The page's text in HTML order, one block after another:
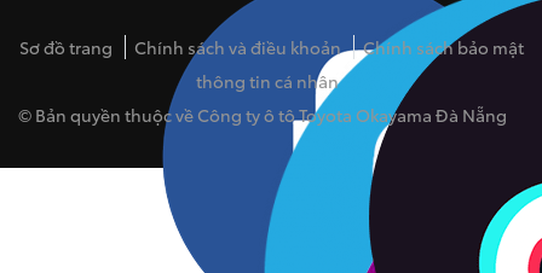
Sơ đồ trang Chính sách và điều khoản
Chính sách bảo mật
thông tin cá nhân
© Bản quyền thuộc về Công ty ô tô Toyota Okayama Đà Nẵng